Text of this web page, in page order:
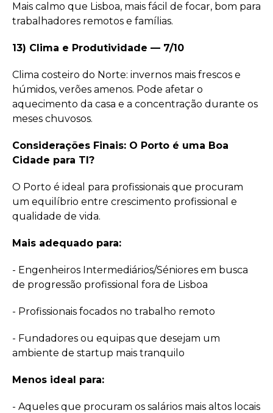
Mais calmo que Lisboa, mais fácil de focar, bom para
trabalhadores remotos e famílias.
13) Clima e Produtividade — 7/10
Clima costeiro do Norte: invernos mais frescos e
húmidos, verões amenos. Pode afetar o
aquecimento da casa e a concentração durante os
meses chuvosos.
Considerações Finais: O Porto é uma Boa
Cidade para TI?
O Porto é ideal para profissionais que procuram
um equilíbrio entre crescimento profissional e
qualidade de vida.
Mais adequado para:
- Engenheiros Intermediários/Séniores em busca
de progressão profissional fora de Lisboa
- Profissionais focados no trabalho remoto
- Fundadores ou equipas que desejam um
ambiente de startup mais tranquilo
Menos ideal para:
- Aqueles que procuram os salários mais altos locais